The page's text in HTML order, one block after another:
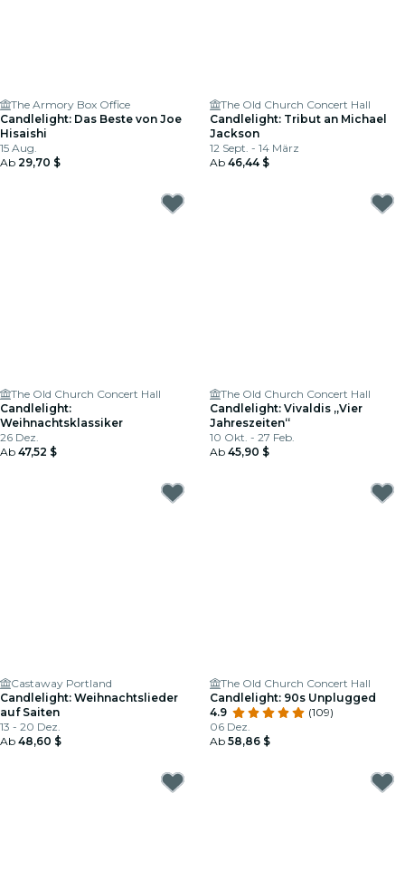
The Armory Box Office
Candlelight: Das Beste von Joe
Hisaishi
15 Aug.
Ab 29,70 $
The Old Church Concert Hall
Candlelight: Tribut an Michael
Jackson
12 Sept. - 14 März
Ab 46,44 $
The Old Church Concert Hall
Candlelight:
Weihnachtsklassiker
26 Dez.
Ab 47,52 $
The Old Church Concert Hall
Candlelight: Vivaldis „Vier
Jahreszeiten“
10 Okt. - 27 Feb.
Ab 45,90 $
Castaway Portland
Candlelight: Weihnachtslieder
auf Saiten
13 - 20 Dez.
Ab 48,60 $
The Old Church Concert Hall
Candlelight: 90s Unplugged
4.9
(109)
06 Dez.
Ab 58,86 $